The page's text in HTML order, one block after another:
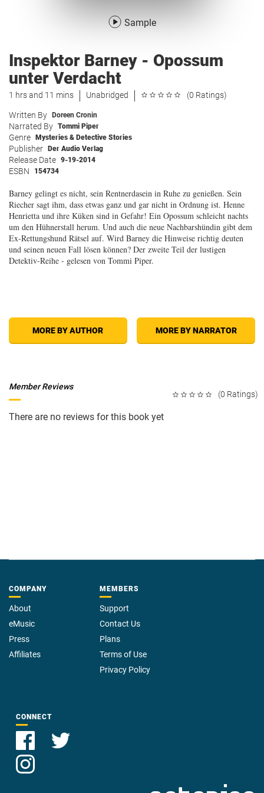
Sample
Inspektor Barney - Opossum
unter Verdacht
1 hrs and 11 mins Unabridged (0 Ratings)
Written By Doreen Cronin
Narrated By Tommi Piper
Genre Mysteries & Detective Stories
Publisher Der Audio Verlag
Release Date 9-19-2014
ESBN 154734
Barney gelingt es nicht, sein Rentnerdasein in Ruhe zu genießen. Sein
Riecher sagt ihm, dass etwas ganz und gar nicht in Ordnung ist. Henne
Henrietta und ihre Küken sind in Gefahr! Ein Opossum schleicht nachts
um den Hühnerstall herum. Und auch die neue Nachbarshündin gibt dem
Ex-Rettungshund Rätsel auf. Wird Barney die Hinweise richtig deuten
und seinen neuen Fall lösen können? Der zweite Teil der lustigen
Detektiv-Reihe - gelesen von Tommi Piper.
MORE BY AUTHOR MORE BY NARRATOR
(0 Ratings)
Member Reviews
There are no reviews for this book yet
COMPANY
About
eMusic
Press
Affiliates
MEMBERS
Support
Contact Us
Plans
Terms of Use
Privacy Policy
CONNECT